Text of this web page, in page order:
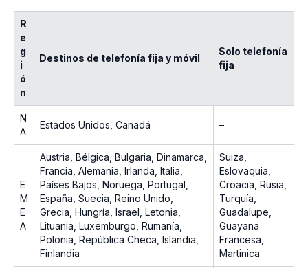
R
e
g
i
ó
n
Destinos de telefonía fija y móvil
Solo telefonía
fija
N
A
Estados Unidos, Canadá –
E
M
E
A
Austria, Bélgica, Bulgaria, Dinamarca,
Francia, Alemania, Irlanda, Italia,
Países Bajos, Noruega, Portugal,
España, Suecia, Reino Unido,
Grecia, Hungría, Israel, Letonia,
Lituania, Luxemburgo, Rumanía,
Polonia, República Checa, Islandia,
Finlandia
Suiza,
Eslovaquia,
Croacia, Rusia,
Turquía,
Guadalupe,
Guayana
Francesa,
Martinica